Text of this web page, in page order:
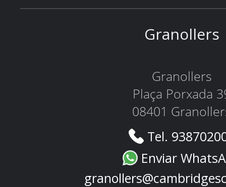
Granollers
Granollers
Plaça Porxada
08401
Tel.
Enviar